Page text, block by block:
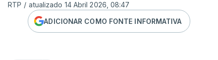
RTP / atualizado 14 Abril 2026, 08:47
ADICIONAR COMO FONTE INFORMATIVA